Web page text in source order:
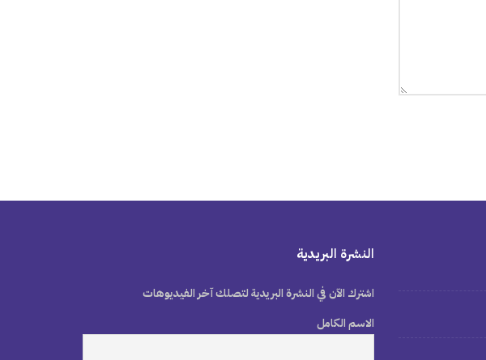
النشرة البريدية
اشترك الآن في النشرة البريدية لتصلك آخر الفيديوهات
الاسم الكامل